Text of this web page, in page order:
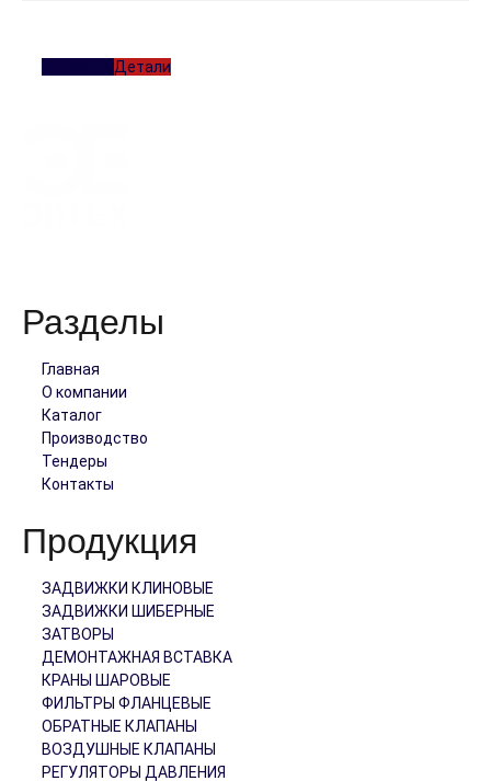
Детали
Разделы
Главная
О компании
Каталог
Производство
Тендеры
Контакты
Продукция
ЗАДВИЖКИ КЛИНОВЫЕ
ЗАДВИЖКИ ШИБЕРНЫЕ
ЗАТВОРЫ
ДЕМОНТАЖНАЯ ВСТАВКА
КРАНЫ ШАРОВЫЕ
ФИЛЬТРЫ ФЛАНЦЕВЫЕ
ОБРАТНЫЕ КЛАПАНЫ
ВОЗДУШНЫЕ КЛАПАНЫ
РЕГУЛЯТОРЫ ДАВЛЕНИЯ